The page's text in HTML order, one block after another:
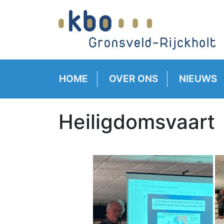
HOME OVER ONS NIEUWS
Heiligdomsvaart